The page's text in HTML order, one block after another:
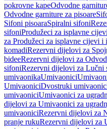
pokrovne kapeOdvodne
Odvodne garniture za pisoare
Sifoni pisoaraSpiralni sifoni
sifoniProdužeci za isplavne
za Produžeci za isplavne cijevi i
komadiRezervni dijelovi za
bideeRezervni dijelovi za
sifoniRezervni dijelovi za Lučni
umivaonikaUmivaonici
UmivaoniciDvostruki
umivaoniciUmivaonici za
dijelovi za Umivaonici za
umivaoniciRezervni dijelovi za
pranje rukuRezervni dijelovi za